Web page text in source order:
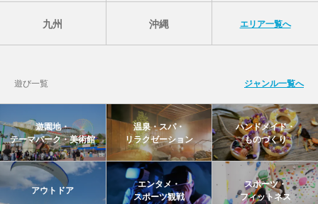
九州 沖縄 エリア一覧へ
遊び一覧 ジャンル一覧へ
遊園地・
テーマパーク・美術館
温泉・スパ・
リラクゼーション
ハンドメイド・
ものづくり
アウトドア
エンタメ・
スポーツ観戦
スポーツ・
フィットネス